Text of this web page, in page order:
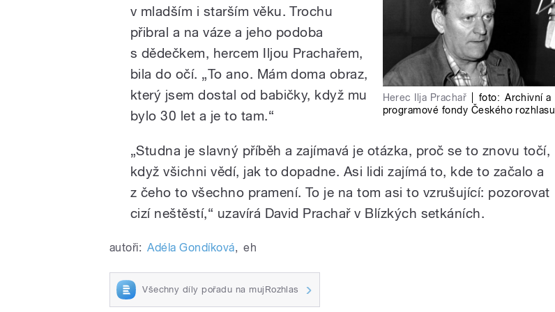
Herec Ilja Prachař foto: Archivní a
programové fondy Českého rozhlasu
v mladším i starším věku. Trochu
přibral a na váze a jeho podoba
s dědečkem, hercem Iljou Prachařem,
bila do očí. „To ano. Mám doma obraz,
který jsem dostal od babičky, když mu
bylo 30 let a je to tam.“
„Studna je slavný příběh a zajímavá je otázka, proč se to znovu točí,
když všichni vědí, jak to dopadne. Asi lidi zajímá to, kde to začalo a
z čeho to všechno pramení. To je na tom asi to vzrušující: pozorovat
cizí neštěstí,“ uzavírá David Prachař v Blízkých setkáních.
autoři: Adéla Gondíková, eh
Všechny díly pořadu na mujRozhlas